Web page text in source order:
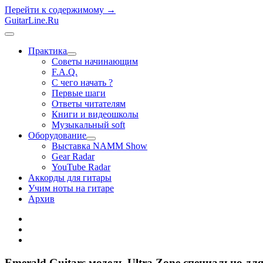
Перейти к содержимому →
GuitarLine.Ru
открыть
Практика
открыть
меню
Советы начинающим
F.A.Q.
С чего начать ?
Первые шаги
Ответы читателям
Книги и видеошколы
Музыкальный soft
Оборудование
открыть
меню
Выставка NAMM Show
Gear Radar
YouTube Radar
Аккорды для гитары
Учим ноты на гитаре
Архив